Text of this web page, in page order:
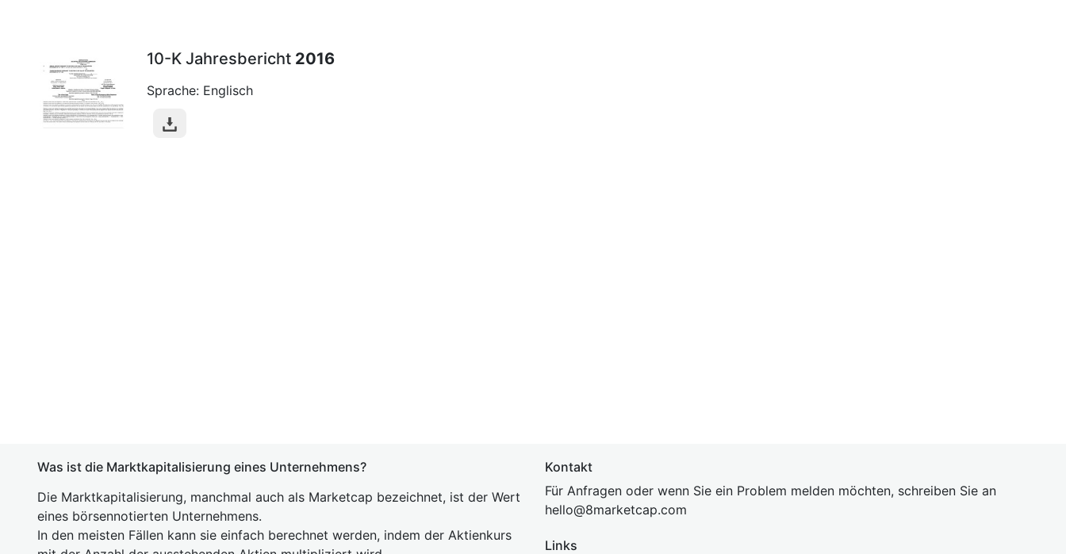
10-K Jahresbericht 2016
Sprache: Englisch
Was ist die Marktkapitalisierung eines Unternehmens?
Die Marktkapitalisierung, manchmal auch als Marketcap bezeichnet, ist der Wert
eines börsennotierten Unternehmens.
In den meisten Fällen kann sie einfach berechnet werden, indem der Aktienkurs
Kontakt
Für Anfragen oder wenn Sie ein Problem melden möchten, schreiben Sie an
hello@8marketcap.com
Links